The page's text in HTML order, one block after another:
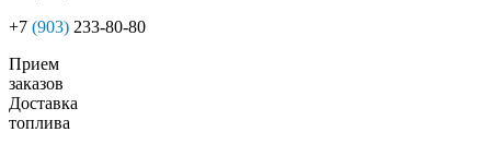
+7 (903) 233-80-80
Прием
заказов
Доставка
топлива